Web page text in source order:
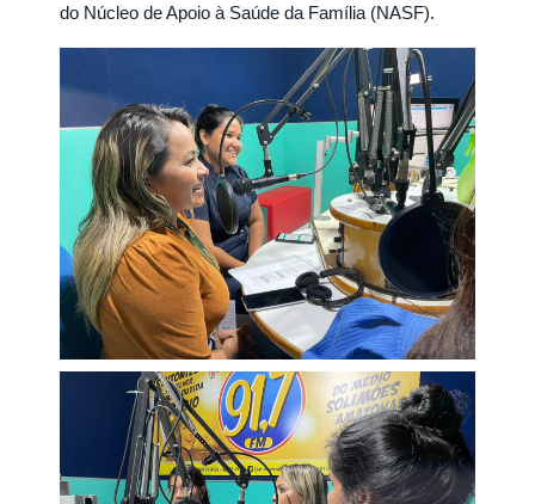
do Núcleo de Apoio à Saúde da Família (NASF).